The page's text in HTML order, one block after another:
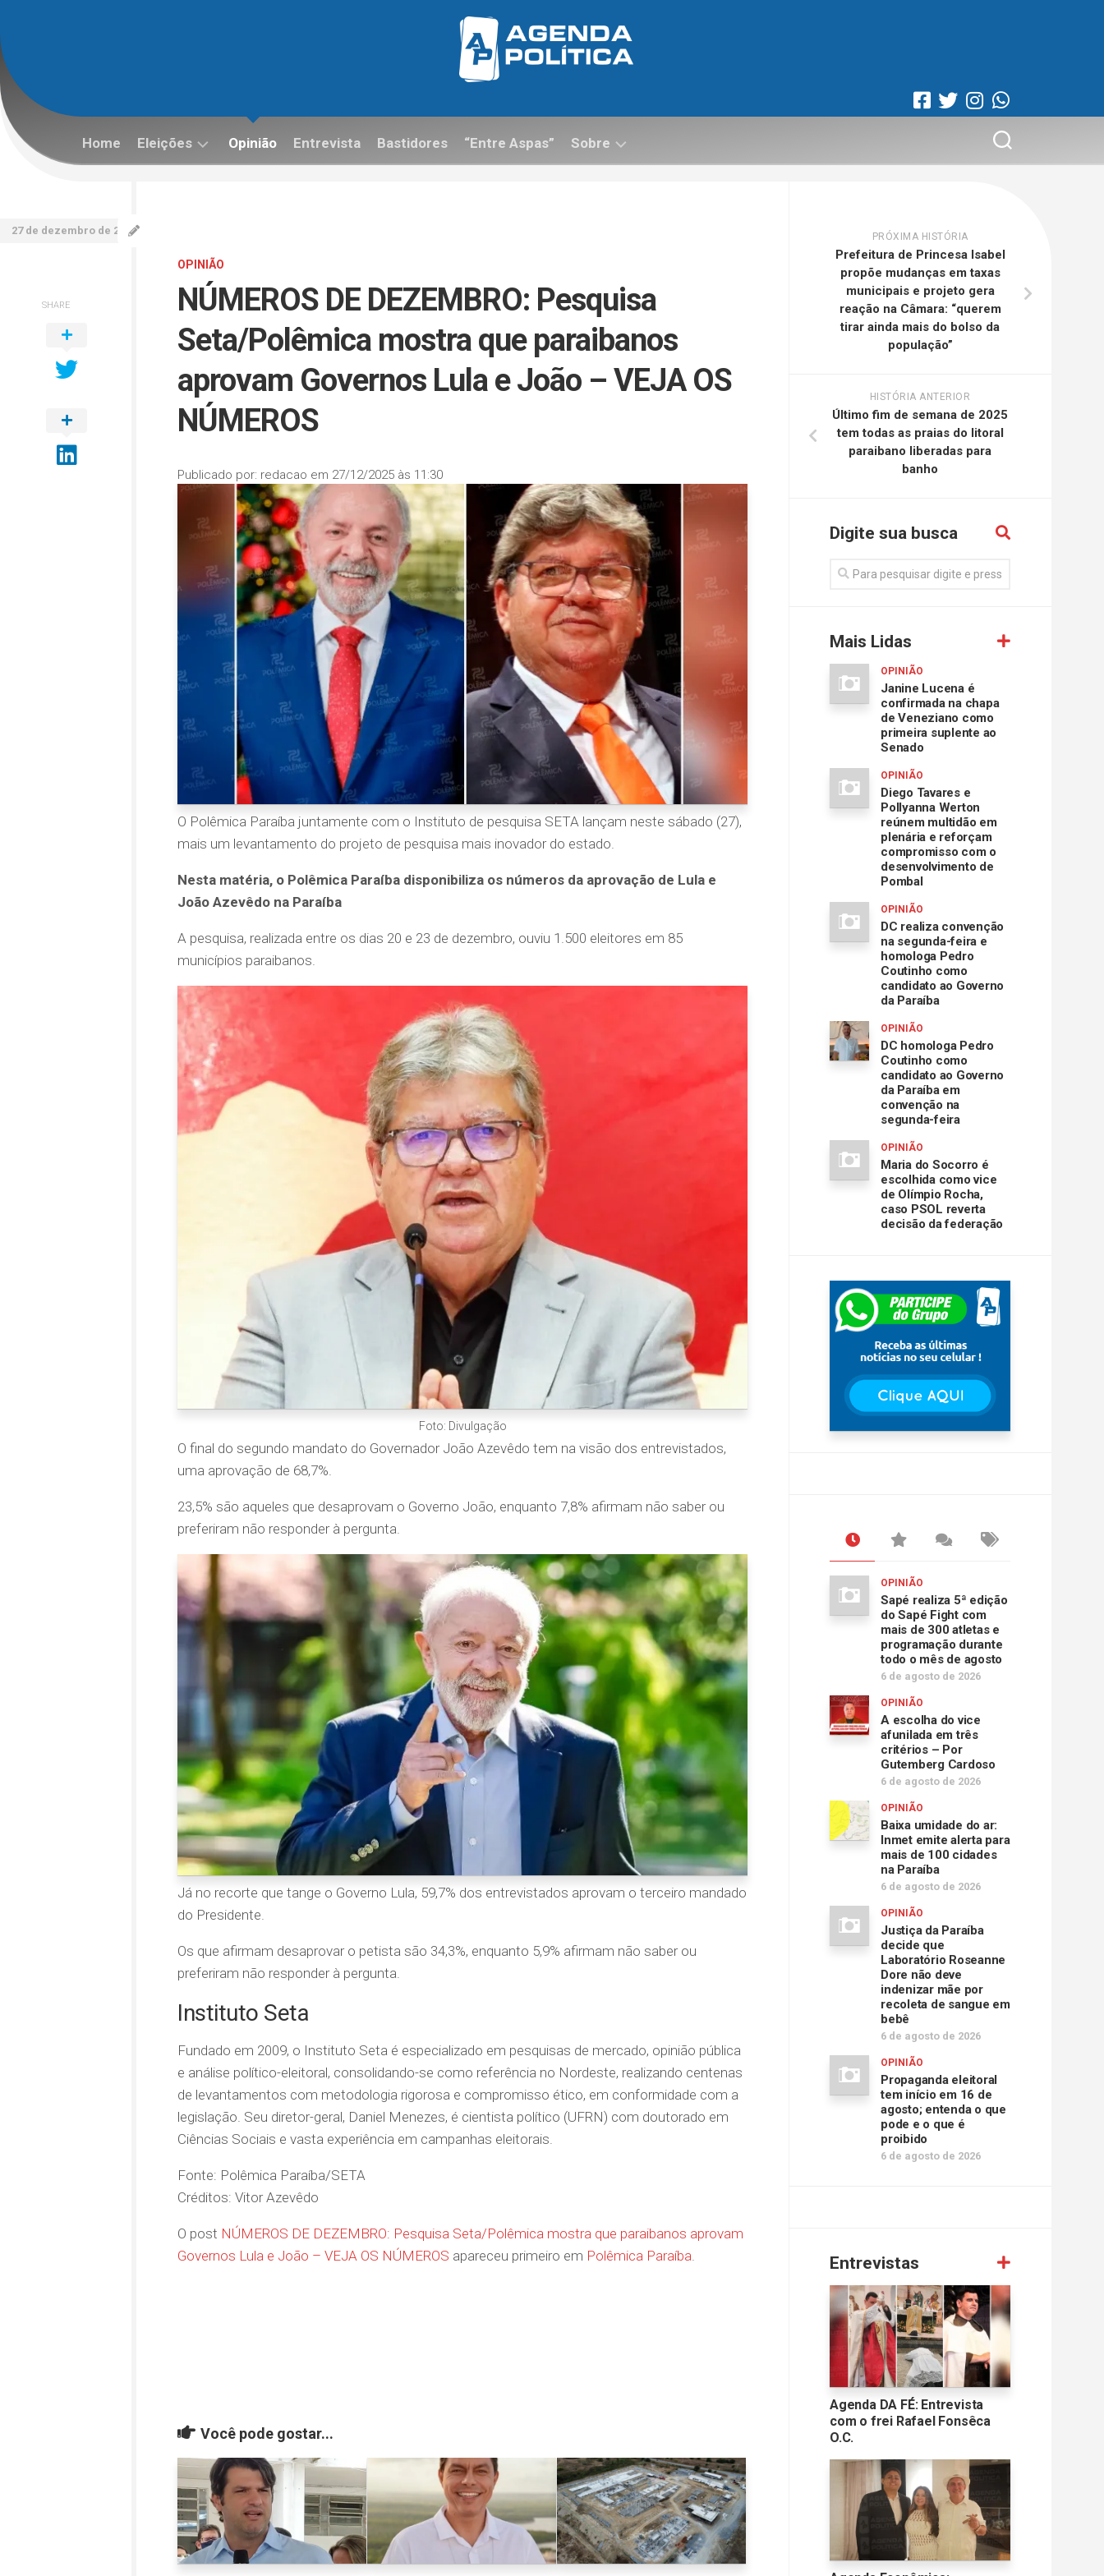
content
Home Eleições Opinião Entrevista Bastidores “Entre Aspas” Sobre
OPINIÃO
NÚMEROS DE DEZEMBRO: Pesquisa
Seta/Polêmica mostra que paraibanos
aprovam Governos Lula e João – VEJA OS
NÚMEROS
Publicado por: redacao em 27/12/2025 às 11:30
27 de dezembro de 2025
O Polêmica Paraíba juntamente com o Instituto de pesquisa SETA lançam neste sábado (27),
mais um levantamento do projeto de pesquisa mais inovador do estado.
Nesta matéria, o Polêmica Paraíba disponibiliza os números da aprovação de Lula e
João Azevêdo na Paraíba
A pesquisa, realizada entre os dias 20 e 23 de dezembro, ouviu 1.500 eleitores em 85
municípios paraibanos.
Foto: Divulgação
O final do segundo mandato do Governador João Azevêdo tem na visão dos entrevistados,
uma aprovação de 68,7%.
23,5% são aqueles que desaprovam o Governo João, enquanto 7,8% afirmam não saber ou
preferiram não responder à pergunta.
Já no recorte que tange o Governo Lula, 59,7% dos entrevistados aprovam o terceiro mandado
do Presidente.
Os que afirmam desaprovar o petista são 34,3%, enquanto 5,9% afirmam não saber ou
preferiram não responder à pergunta.
Instituto Seta
Fundado em 2009, o Instituto Seta é especializado em pesquisas de mercado, opinião pública
e análise político-eleitoral, consolidando-se como referência no Nordeste, realizando centenas
de levantamentos com metodologia rigorosa e compromisso ético, em conformidade com a
legislação. Seu diretor-geral, Daniel Menezes, é cientista político (UFRN) com doutorado em
Ciências Sociais e vasta experiência em campanhas eleitorais.
Fonte: Polêmica Paraíba/SETA
Créditos: Vitor Azevêdo
O post NÚMEROS DE DEZEMBRO: Pesquisa Seta/Polêmica mostra que paraibanos aprovam
Governos Lula e João – VEJA OS NÚMEROS apareceu primeiro em Polêmica Paraíba
SHARE
Você pode gostar...
PRÓXIMA HISTÓRIA
Prefeitura de Princesa Isabel
propõe mudanças em taxas
municipais e projeto gera
reação na Câmara: “querem
tirar ainda mais do bolso da
população”
HISTÓRIA ANTERIOR
Último fim de semana de 2025
tem todas as praias do litoral
paraibano liberadas para
banho
Digite sua busca
Mais Lidas
OPINIÃO
Janine Lucena é
confirmada na chapa
de Veneziano como
primeira suplente ao
Senado
OPINIÃO
Diego Tavares e
Pollyanna Werton
reúnem multidão em
plenária e reforçam
compromisso com o
desenvolvimento de
Pombal
OPINIÃO
DC realiza convenção
na segunda-feira e
homologa Pedro
Coutinho como
candidato ao Governo
da Paraíba
OPINIÃO
DC homologa Pedro
Coutinho como
candidato ao Governo
da Paraíba em
convenção na
segunda-feira
OPINIÃO
Maria do Socorro é
escolhida como vice
de Olímpio Rocha,
caso PSOL reverta
decisão da federação
OPINIÃO
Sapé realiza 5ª edição
do Sapé Fight com
mais de 300 atletas e
programação durante
todo o mês de agosto
6 de agosto de 2026
OPINIÃO
A escolha do vice
afunilada em três
critérios – Por
Gutemberg Cardoso
6 de agosto de 2026
OPINIÃO
Baixa umidade do ar:
Inmet emite alerta para
mais de 100 cidades
na Paraíba
6 de agosto de 2026
OPINIÃO
Justiça da Paraíba
decide que
Laboratório Roseanne
Dore não deve
indenizar mãe por
recoleta de sangue em
bebê
6 de agosto de 2026
OPINIÃO
Propaganda eleitoral
tem início em 16 de
agosto; entenda o que
pode e o que é
proibido
6 de agosto de 2026
Entrevistas
Agenda DA FÉ: Entrevista
com o frei Rafael Fonsêca
O.C.